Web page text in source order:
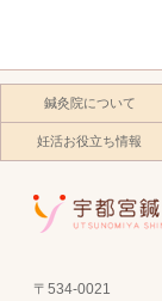
鍼灸院について
妊活お役立ち情報
〒534-0021